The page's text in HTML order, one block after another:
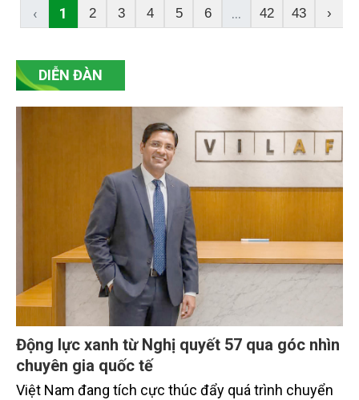
chơi.
‹ 1 2 3 4 5 6 ... 42 43 ›
DIỄN ĐÀN
Động lực xanh từ Nghị quyết 57 qua góc nhìn
chuyên gia quốc tế
Việt Nam đang tích cực thúc đẩy quá trình chuyển